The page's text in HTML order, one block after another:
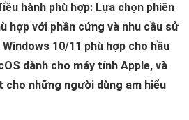
hành phù hợp: Lựa chọn phiên
hợp với phần cứng và nhu cầu sử
Windows 10/11 phù hợp cho hầu
dành cho máy tính Apple, và
cho những người dùng am hiểu